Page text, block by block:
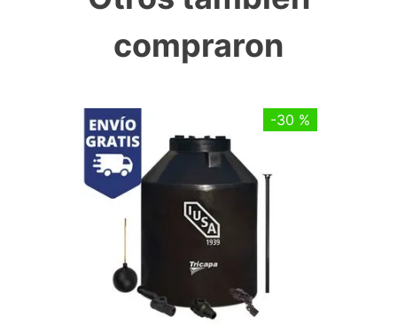
compraron
-30 %